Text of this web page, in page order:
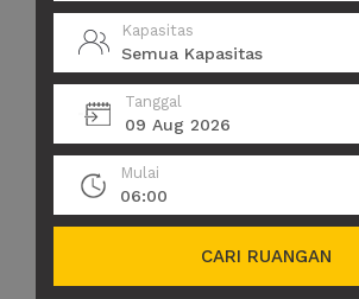
Kapasitas
Semua Kapasitas
Tanggal
09 Aug 2026
Mulai
06:00
CARI RUANGAN